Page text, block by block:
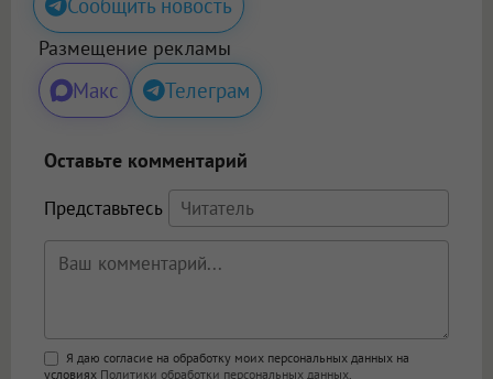
Сообщить новость
Размещение рекламы
Макс Телеграм
Оставьте комментарий
Представьтесь
Поддержка HTML
Я даю согласие на обработку моих персональных данных на
условиях Политики обработки персональных данных